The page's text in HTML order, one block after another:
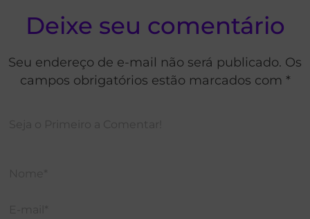
Deixe seu comentário
Seu endereço de e-mail não será publicado. Os
campos obrigatórios estão marcados com *